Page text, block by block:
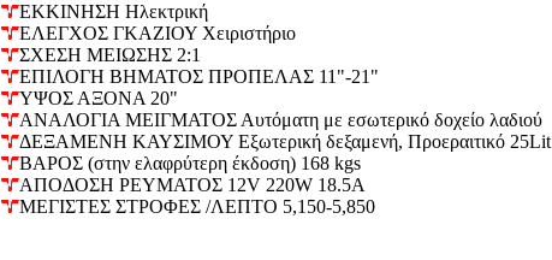
ΕΚΚΙΝΗΣΗ Ηλεκτρική
ΕΛΕΓΧΟΣ ΓΚΑΖΙΟΥ Χειριστήριο
ΣΧΕΣΗ ΜΕΙΩΣΗΣ 2:1
ΕΠΙΛΟΓΗ ΒΗΜΑΤΟΣ ΠΡΟΠΕΛΑΣ 11"-21"
ΥΨΟΣ ΑΞΟΝΑ 20"
ΑΝΑΛΟΓΙΑ ΜΕΙΓΜΑΤΟΣ Αυτόματη με εσωτερικό δοχείο λαδιού
ΔΕΞΑΜΕΝΗ ΚΑΥΣΙΜΟΥ Εξωτερική δεξαμενή, Προεραιτικό 25Lit
ΒΑΡΟΣ (στην ελαφρύτερη έκδοση) 168 kgs
ΑΠΟΔΟΣΗ ΡΕΥΜΑΤΟΣ 12V 220W 18.5A
ΜΕΓΙΣΤΕΣ ΣΤΡΟΦΕΣ /ΛΕΠΤΟ 5,150-5,850